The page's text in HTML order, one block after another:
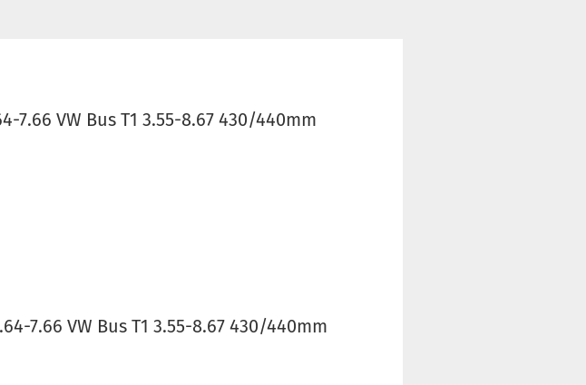
VW Bus T1 3.55-8.67 430/440mm
7.66 VW Bus T1 3.55-8.67 430/440mm